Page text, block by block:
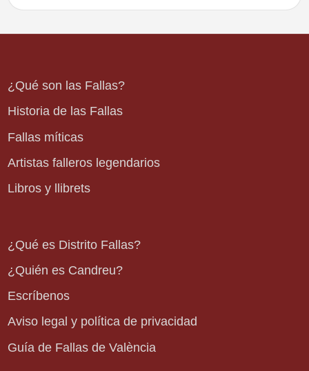
¿Qué son las Fallas?
Historia de las Fallas
Fallas míticas
Artistas falleros legendarios
Libros y llibrets
¿Qué es Distrito Fallas?
¿Quién es Candreu?
Escríbenos
Aviso legal y política de privacidad
Guía de Fallas de València